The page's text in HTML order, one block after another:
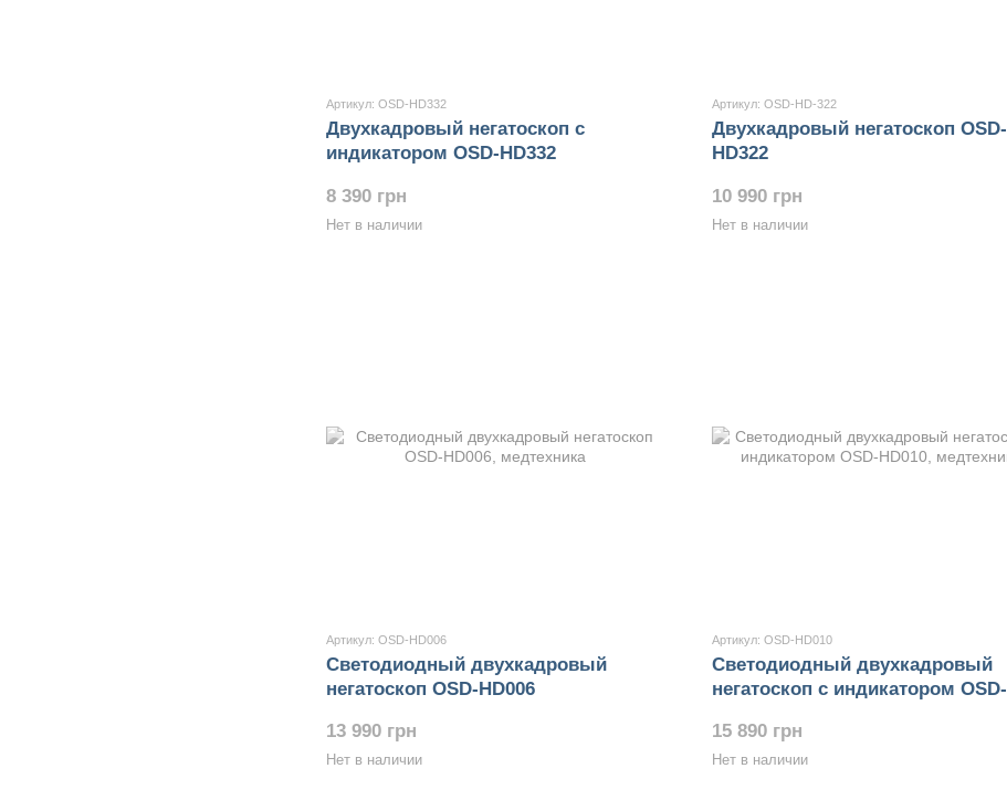
Артикул: OSD-HD332
Двухкадровый негатоскоп с
индикатором OSD-HD332
8 390 грн
Нет в наличии
Артикул: OSD-HD-322
Двухкадровый негатоскоп OSD-
HD322
10 990 грн
Нет в наличии
Артикул: OSD-HD006
Светодиодный двухкадровый
негатоскоп OSD-HD006
13 990 грн
Нет в наличии
Артикул: OSD-HD010
Светодиодный двухкадровый
негатоскоп с индикатором OSD-
15 890 грн
Нет в наличии